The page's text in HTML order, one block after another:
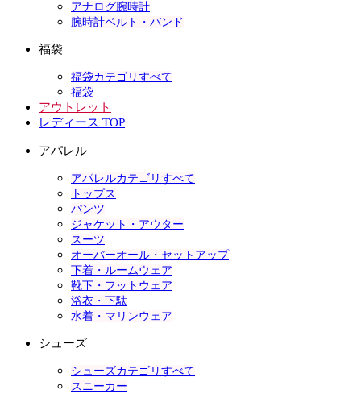
アナログ腕時計
腕時計ベルト・バンド
福袋
福袋カテゴリすべて
福袋
アウトレット
レディース TOP
アパレル
アパレルカテゴリすべて
トップス
パンツ
ジャケット・アウター
スーツ
オーバーオール・セットアップ
下着・ルームウェア
靴下・フットウェア
浴衣・下駄
水着・マリンウェア
シューズ
シューズカテゴリすべて
スニーカー